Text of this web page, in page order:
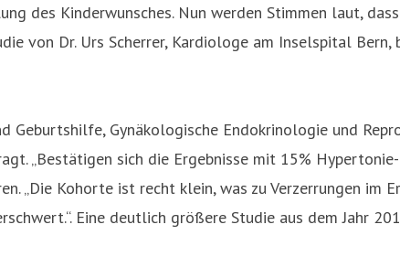
des Kinderwunsches. Nun werden Stimmen laut,
von Dr. Urs Scherrer, Kardiologe am Inselspital
Geburtshilfe, Gynäkologische Endokrinologie und
„Bestätigen sich die Ergebnisse mit 15%
„Die Kohorte ist recht klein, was zu Verzerrungen im
Eine deutlich größere Studie aus dem Jahr